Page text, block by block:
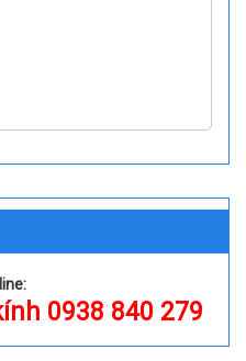
0938 840 279